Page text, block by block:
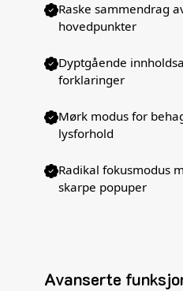
Raske sammendrag
hovedpunkter
Dyptgående
forklaringer
Mørk modus for
lysforhold
Radikal fokusmodus
skarpe popuper
Avanserte